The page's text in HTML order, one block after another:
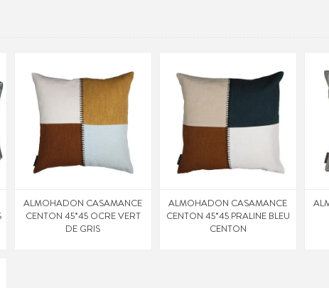
ALMOHADON CASAMANCE
CENTON 45*45 OCRE VERT
DE GRIS
ALMOHADON CASAMANCE
CENTON 45*45 PRALINE BLEU
CENTON